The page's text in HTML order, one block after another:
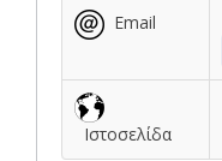
Email
Ιστοσελίδα